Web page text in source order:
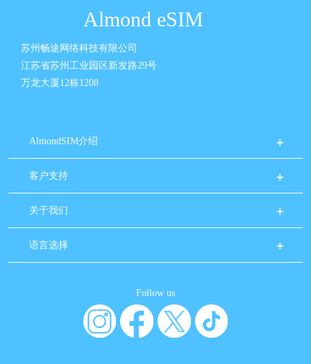
Almond eSIM
苏州畅途网络科技有限公司
江苏省苏州工业园区新发路29号
万龙大厦12栋1208
AlmondSIM介绍
客户支持
关于我们
语言选择
Follow us